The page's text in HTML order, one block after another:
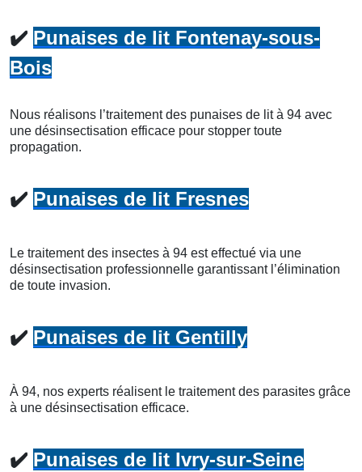
✔️ Punaises de lit Fontenay-sous-
Bois
Nous réalisons l’traitement des punaises de lit à 94 avec
une désinsectisation efficace pour stopper toute
propagation.
✔️ Punaises de lit Fresnes
Le traitement des insectes à 94 est effectué via une
désinsectisation professionnelle garantissant l’élimination
de toute invasion.
✔️ Punaises de lit Gentilly
À 94, nos experts réalisent le traitement des parasites grâce
à une désinsectisation efficace.
✔️ Punaises de lit Ivry-sur-Seine